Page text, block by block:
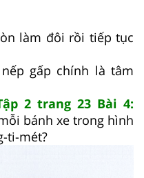
làm đôi rồi tiếp tục
gấp chính là tâm
2 trang 23 Bài 4:
bánh xe trong hình
ti-mét?